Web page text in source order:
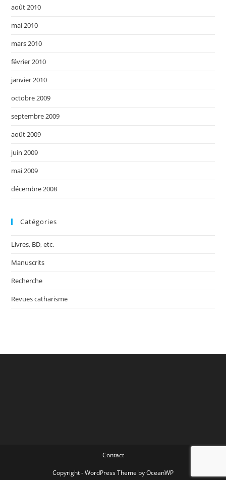
août 2010
mai 2010
mars 2010
février 2010
janvier 2010
octobre 2009
septembre 2009
août 2009
juin 2009
mai 2009
décembre 2008
Catégories
Livres, BD, etc.
Manuscrits
Recherche
Revues catharisme
Contact
Copyright - WordPress Theme by OceanWP